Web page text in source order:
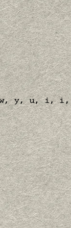
y, u, i,